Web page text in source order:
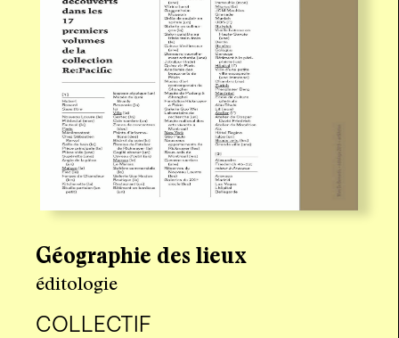
Géographie des lieux
éditologie
COLLECTIF